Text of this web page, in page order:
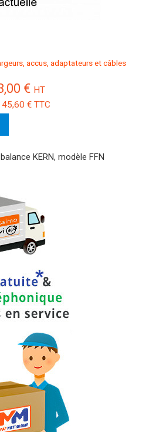
accus, adaptateurs et câbles
€ HT
45,60 € TTC
KERN, modèle FFN